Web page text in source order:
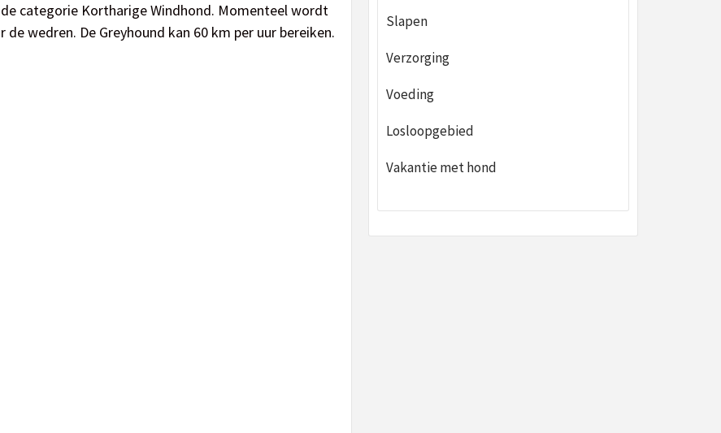
categorie Kortharige Windhond. Momenteel wordt
wedren. De Greyhound kan 60 km per uur bereiken.
Slapen
Verzorging
Voeding
Losloopgebied
Vakantie met hond